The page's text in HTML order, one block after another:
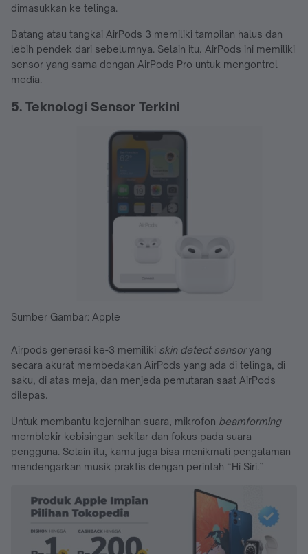
dimasukkan ke telinga.
Batang atau tangkai AirPods 3 memiliki tampilan halus dan
lebih pendek dari sebelumnya. Selain itu, AirPods ini memiliki
sensor yang sama dengan AirPods Pro untuk mengontrol
media.
5. Teknologi Sensor Terkini
Sumber Gambar: Apple
Airpods generasi ke-3 memiliki skin detect sensoryang
secara akurat membedakan AirPods yang ada di telinga, di
saku, di atas meja, dan menjeda pemutaran saat AirPods
dilepas.
Untuk membantu kejernihan suara, mikrofon beamforming
memblokir kebisingan sekitar dan fokus pada suara
pengguna. Selain itu, kamu juga bisa menikmati pengalaman
mendengarkan musik praktis dengan perintah “Hi Siri.”